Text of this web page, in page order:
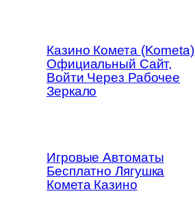
Казино Комета (Kometa)
Официальный Сайт,
Войти Через Рабочее
Зеркало
Игровые Автоматы
Бесплатно Лягушка
Комета Казино